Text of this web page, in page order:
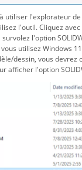
utiliser l'explorateur
l'outil. Cliquez
l'option
utilisez Windows
dessin, vous devrez
afficher l'option